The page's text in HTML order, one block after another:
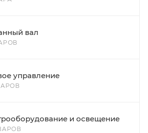
вал
управление
и освещение